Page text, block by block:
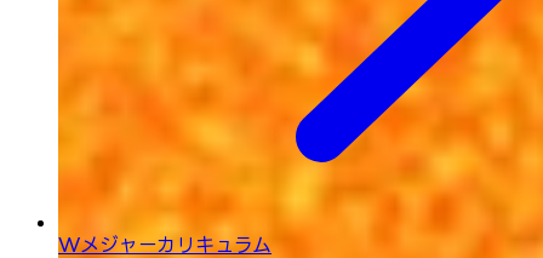
Wメジャーカリキュラム